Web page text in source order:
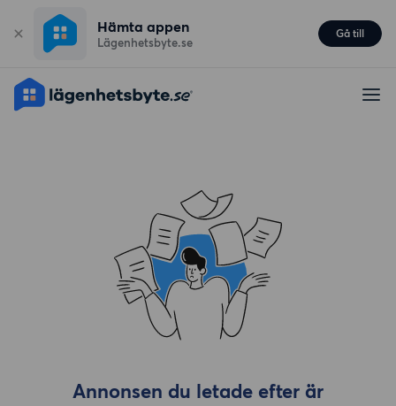
Hämta appen
Lägenhetsbyte.se
Gå till
Annonsen du letade efter är